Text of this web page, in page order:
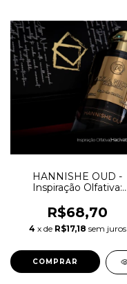
HANNISHE OUD -
Inspiração Olfativa:
R$68,70
4 x de R$17,18 sem juros
COMPRAR